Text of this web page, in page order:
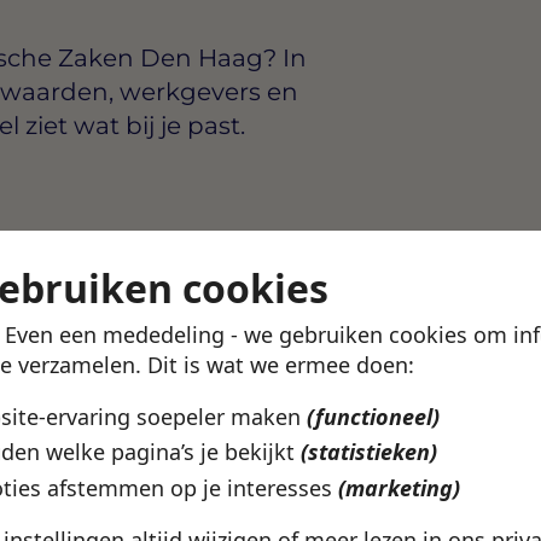
cookies
Even een mededeling - we gebruiken cookies om
verzamelen. Dit is wat we ermee doen:
ervaring soepeler maken (functioneel)
welke pagina’s je bekijkt (statistieken)
afstemmen op je interesses (marketing)
Zaken Den Haag? In
werkgevers en
ziet wat bij je past.
Via de Swipe4Work-app
solliciteren.
Bekijk het volledige